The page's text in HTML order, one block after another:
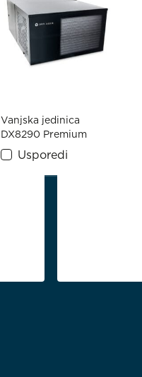
Vanjska jedinica
DX8290 Premium
Usporedi